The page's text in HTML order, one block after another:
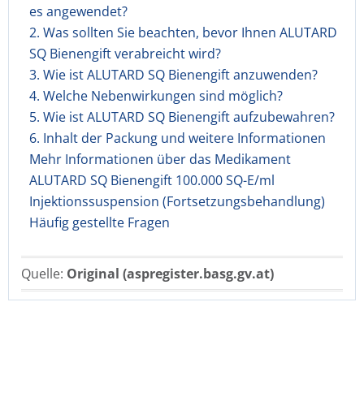
es angewendet?
2. Was sollten Sie beachten, bevor Ihnen ALUTARD
SQ Bienengift verabreicht wird?
3. Wie ist ALUTARD SQ Bienengift anzuwenden?
4. Welche Nebenwirkungen sind möglich?
5. Wie ist ALUTARD SQ Bienengift aufzubewahren?
6. Inhalt der Packung und weitere Informationen
Mehr Informationen über das Medikament
ALUTARD SQ Bienengift 100.000 SQ-E/ml
Injektionssuspension (Fortsetzungsbehandlung)
Häufig gestellte Fragen
Quelle: Original (aspregister.basg.gv.at)